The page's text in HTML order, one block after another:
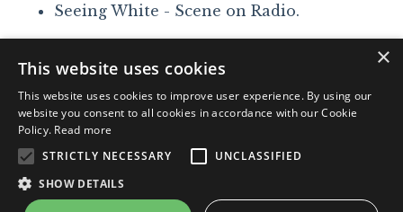
Seeing White - Scene on Radio.
© 2026 Nawar Sayyad. Org. nr: 928 12 5874
Privacy Policy Kjøpsbetingelser
Powered by Kajabi
×
This website uses cookies
This website uses cookies to improve user experience. By using our
website you consent to all cookies in accordance with our Cookie
Policy. Read more
STRICTLY NECESSARY
UNCLASSIFIED
SHOW DETAILS